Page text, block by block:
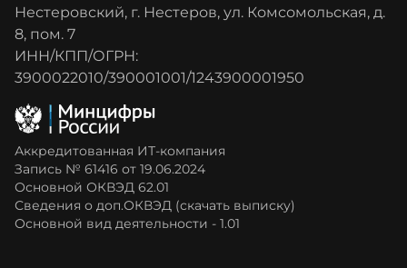
Нестеровский, г. Нестеров, ул. Комсомольская, д.
8, пом. 7
ИНН/КПП/ОГРН:
3900022010/390001001/1243900001950
Аккредитованная ИТ-компания
Запись № 61416 от 19.06.2024
Основной ОКВЭД 62.01
Сведения о доп.ОКВЭД (скачать выписку)
Основной вид деятельности - 1.01